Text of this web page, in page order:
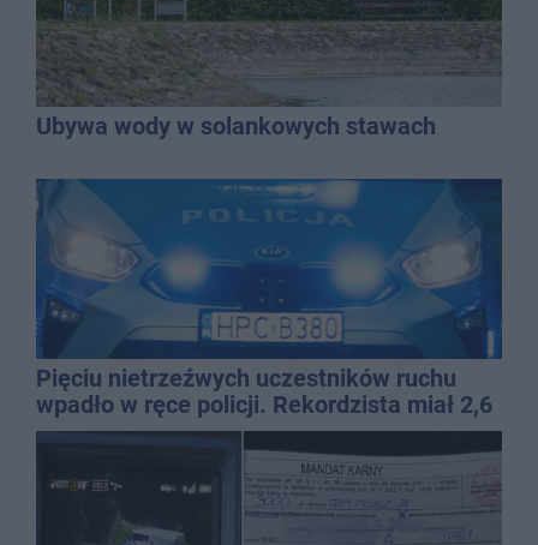
Ubywa wody w solankowych stawach
Pięciu nietrzeźwych uczestników ruchu
wpadło w ręce policji. Rekordzista miał 2,6
promila